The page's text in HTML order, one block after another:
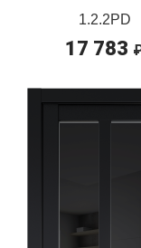
1.2.2PD
17 783